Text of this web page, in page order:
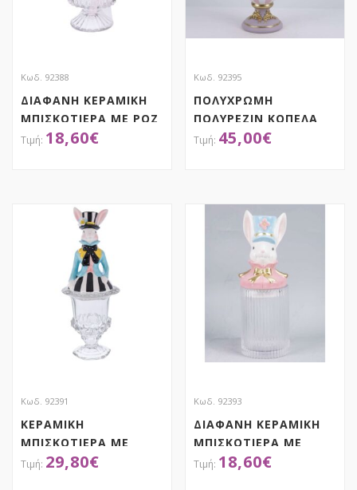
Κωδ. 92388
ΔΙΑΦΑΝΗ ΚΕΡΑΜΙΚΗ
ΜΠΙΣΚΟΤΙΕΡΑ ΜΕ ΡΟΖ
ΚΑΠΑΚΙ ΣΕ ΣΧΗΜΑ
18,60€
Κωδ. 92395
ΠΟΛΥΧΡΩΜΗ
ΠΟΛΥΡΕΖΙΝ ΚΟΠΕΛΑ
ΜΕ ΦΟΡΕΜΑ ΑΥΓΟ
45,00€
Κωδ. 92391
ΚΕΡΑΜΙΚΗ
ΜΠΙΣΚΟΤΙΕΡΑ ΜΕ
ΔΙΑΦΑΝΗ ΒΑΣΗ ΚΑΙ
29,80€
Κωδ. 92393
ΔΙΑΦΑΝΗ ΚΕΡΑΜΙΚΗ
ΜΠΙΣΚΟΤΙΕΡΑ ΜΕ
ΚΑΠΑΚΙ ΛΑΓΟ ΣΕ
18,60€